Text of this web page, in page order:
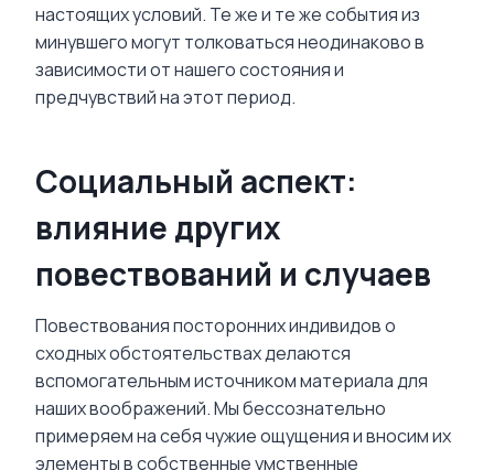
настоящих условий. Те же и те же события из
минувшего могут толковаться неодинаково в
зависимости от нашего состояния и
предчувствий на этот период.
Социальный аспект:
влияние других
повествований и случаев
Повествования посторонних индивидов о
сходных обстоятельствах делаются
вспомогательным источником материала для
наших воображений. Мы бессознательно
примеряем на себя чужие ощущения и вносим их
элементы в собственные умственные